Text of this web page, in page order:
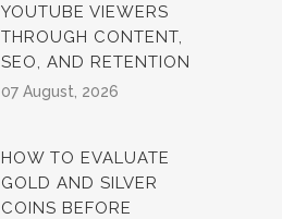
YOUTUBE VIEWERS
THROUGH CONTENT,
SEO, AND RETENTION
07 August, 2026
HOW TO EVALUATE
GOLD AND SILVER
COINS BEFORE